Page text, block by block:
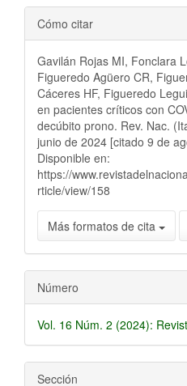
Detalles
del
artículo
Cómo citar
Gavilán Rojas MI, Fonclara
Figueredo Agüero CR,
Cáceres HF, Figueredo
en pacientes críticos con
decúbito prono. Rev. Nac.
junio de 2024 [citado 9 de
Disponible en:
https://
rticle/view/158
Más formatos de cita
Número
Vol. 16 Núm. 2 (2024):
Sección